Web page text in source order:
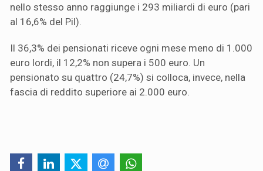
nello stesso anno raggiunge i 293 miliardi di euro (pari
al 16,6% del Pil).
Il 36,3% dei pensionati riceve ogni mese meno di 1.000
euro lordi, il 12,2% non supera i 500 euro. Un
pensionato su quattro (24,7%) si colloca, invece, nella
fascia di reddito superiore ai 2.000 euro.